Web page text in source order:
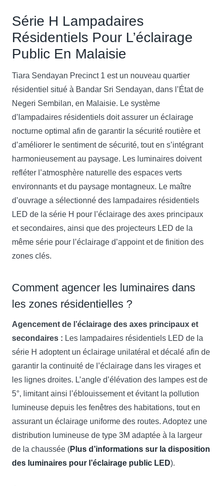
Série H Lampadaires
Résidentiels Pour L’éclairage
Public En Malaisie
Tiara Sendayan Precinct 1 est un nouveau quartier
résidentiel situé à Bandar Sri Sendayan, dans l’État de
Negeri Sembilan, en Malaisie. Le système
d’lampadaires résidentiels doit assurer un éclairage
nocturne optimal afin de garantir la sécurité routière et
d’améliorer le sentiment de sécurité, tout en s’intégrant
harmonieusement au paysage. Les luminaires doivent
refléter l’atmosphère naturelle des espaces verts
environnants et du paysage montagneux. Le maître
d’ouvrage a sélectionné des lampadaires résidentiels
LED de la série H pour l’éclairage des axes principaux
et secondaires, ainsi que des projecteurs LED de la
même série pour l’éclairage d’appoint et de finition des
zones clés.
Comment agencer les luminaires dans
les zones résidentielles ?
Agencement de l’éclairage des axes principaux et
secondaires : Les lampadaires résidentiels LED de la
série H adoptent un éclairage unilatéral et décalé afin de
garantir la continuité de l’éclairage dans les virages et
les lignes droites. L’angle d’élévation des lampes est de
5°, limitant ainsi l’éblouissement et évitant la pollution
lumineuse depuis les fenêtres des habitations, tout en
assurant un éclairage uniforme des routes. Adoptez une
distribution lumineuse de type 3M adaptée à la largeur
de la chaussée (Plus d’informations sur la disposition
des luminaires pour l’éclairage public LED).